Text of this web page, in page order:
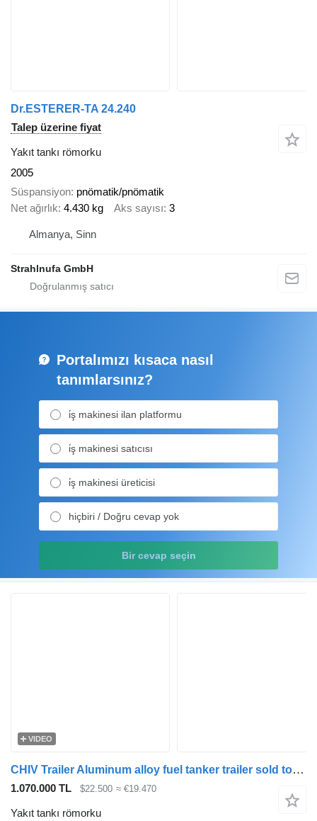
Dr.ESTERER-TA 24.240
Talep üzerine fiyat
Yakıt tankı römorku
2005
Süspansiyon pnömatik/pnömatik
Net ağırlık 4.430 kg Aks sayısı 3
Almanya, Sinn
Strahlnufa GmbH
Portalımızı kısaca nasıl
tanımlarsınız?
i̇ş makinesi ilan platformu
i̇ş makinesi satıcısı
i̇ş makinesi üreticisi
hiçbiri / Doğru cevap yok
Bir cevap seçin
VIDEO
CHIV Trailer Aluminum alloy fuel tanker trailer sold to Tanzania
1.070.000 TL $22.500 ≈ €19.470
Yakıt tankı römorku